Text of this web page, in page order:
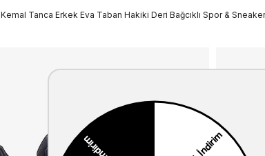
Kemal Tanca Erkek Eva Taban Hakiki Deri Bağcıklı Spor &